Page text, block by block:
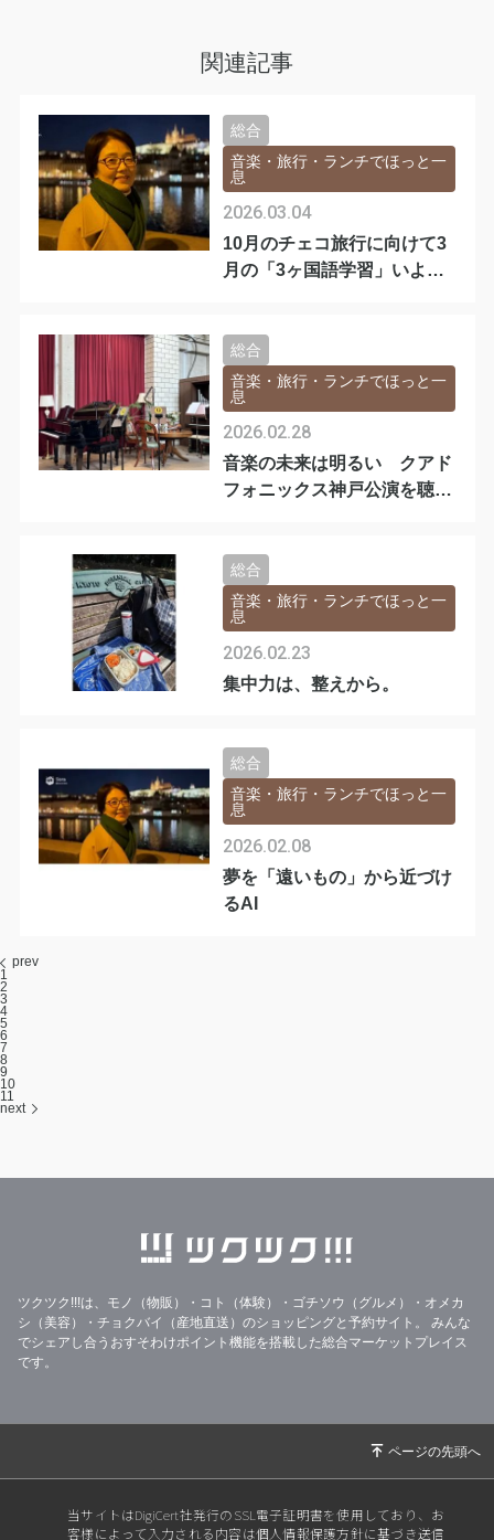
関連記事
10月のチェコ旅行に向けて3
月の「3ヶ国語学習」いよい
2026.03.04
総合
音楽・旅行・ランチでほっと一
息
音楽の未来は明るい クアド
フォニックス神戸公演を聴い
2026.02.28
総合
音楽・旅行・ランチでほっと一
息
集中力は、整えから。
2026.02.23
総合
音楽・旅行・ランチでほっと一
息
夢を「遠いもの」から近づけ
るAI
2026.02.08
総合
音楽・旅行・ランチでほっと一
息
prev
1
2
3
4
5
6
7
8
9
10
11
next
ツクツク!!!は、モノ（物販）・コト（体験）・ゴチソウ（グルメ）・オメカ
シ（美容）・チョクバイ（産地直送）のショッピングと予約サイト。
みんな
でシェアし合うおすそわけポイント機能を搭載した総合マーケットプレイス
です。
当サイトはDigiCert社発行のSSL電子証明書を使用しており、お
客様によって入力される内容は個人情報保護方針に基づき送信